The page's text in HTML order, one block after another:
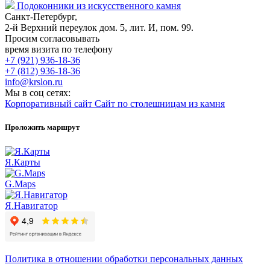
Подоконники из искусственного камня
Санкт-Петербург,
2-й Верхний переулок дом. 5, лит. И, пом. 99.
Просим согласовывать
время визита по телефону
+7 (921) 936-18-36
+7 (812) 936-18-36
info@krslon.ru
Мы в соц сетях:
Корпоративный сайт Сайт по столешницам из камня
Проложить маршрут
Я.Карты
G.Maps
Я.Навигатор
Политика в отношении обработки персональных данных